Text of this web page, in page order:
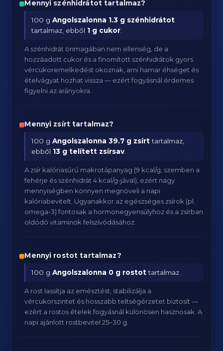
Mennyi szénhidrátot tartalmaz?
100 gAngolszalonna 1.3 g szénhidrátot
tartalmaz, ebből 1 g cukor
A szénhidrát önmagában nem ellenség, de a
hozzáadott cukor és a finomított szénhidrátok gyors
vércukoremelkedést okoznak, ami hamar éhséget és
ételvágyat hozhat vissza — ezért fogyásnál érdemes
figyelni az arányokra.
Mennyi zsírt tartalmaz?
100 gAngolszalonna 39.7 g zsírttartalmaz,
ebből 13 g telített zsírsav
A zsír kalóriasűrű makrotápanyag (9 kcal/g, szemben a
fehérje és szénhidrát 4 kcal/g-jával), ezért nagy
mennyiségben könnyen megnöveli a napi
kalóriabevitelt. Ugyanakkor az egészséges zsírok (pl.
omega-3) fontosak a hormonegyensúlyhoz és a zsírban
oldódó vitaminok felszívódásához.
Mennyi rostot tartalmaz?
100 gAngolszalonna 0 g rostottartalmaz.
A rost lassítja az emésztést, stabilizálja a
vércukorszintet és hosszabb teltségérzetet biztosít —
ezért a rostos ételek fogyásnál különösen hasznosak. A
napi ajánlott rostbevitel 25–30 g.